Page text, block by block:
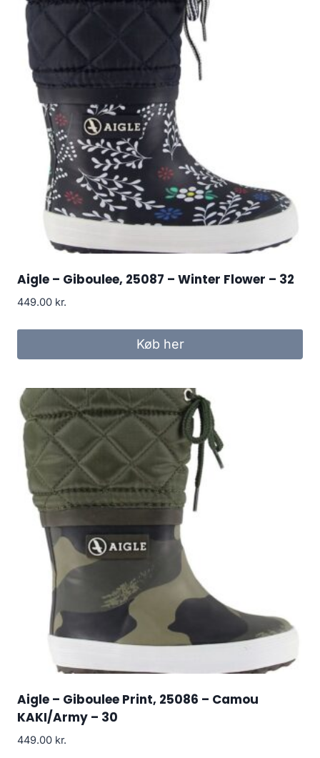
Aigle – Giboulee, 25087 – Winter Flower – 32
449.00 kr.
Køb her
Aigle – Giboulee Print, 25086 – Camou
KAKI/Army – 30
449.00 kr.